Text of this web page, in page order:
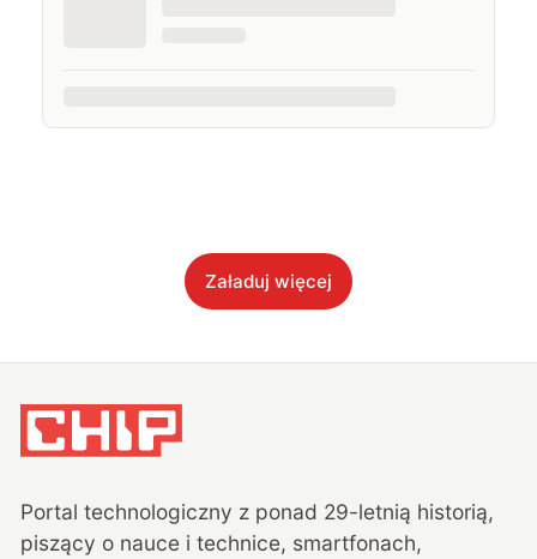
Załaduj więcej
Portal technologiczny z ponad 29-letnią historią,
piszący o nauce i technice, smartfonach,